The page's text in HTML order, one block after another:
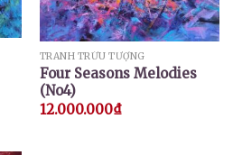
TRANH TRỪU TƯỢNG
Four Seasons Melodies
(No4)
12.000.000₫